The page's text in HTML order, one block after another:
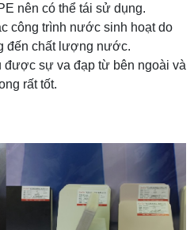
nên có thể tái sử dụng.
công trình nước sinh hoạt do
đến chất lượng nước.
được sự va đạp từ bên ngoài và
rất tốt.